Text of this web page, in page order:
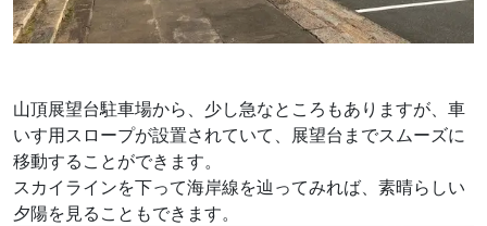
山頂展望台駐車場から、少し急なところもありますが、車
いす用スロープが設置されていて、展望台までスムーズに
移動することができます。
スカイラインを下って海岸線を辿ってみれば、素晴らしい
夕陽を見ることもできます。